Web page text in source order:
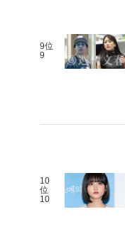
9位
9
10
位
10